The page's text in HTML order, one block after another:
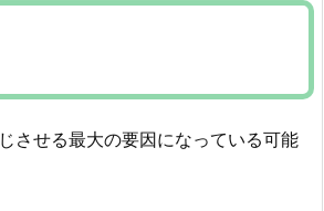
させる最大の要因になっている可能